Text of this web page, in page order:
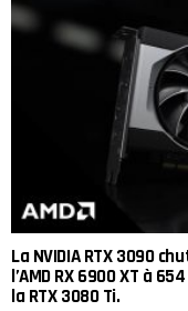
La NVIDIA RTX 3090
l’AMD RX 6900 XT à
la RTX 3080 Ti.